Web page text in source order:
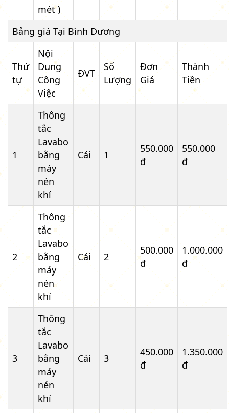
mét )
Bảng giá Tại Bình Dương
Thứ
tự
Nội
Dung
Công
Việc
ĐVT
Số
Lượng
Đơn
Giá
Thành
Tiền
1
Thông
tắc
Lavabo
bằng
máy
nén
khí
Cái 1
550.000
đ
550.000
đ
2
Thông
tắc
Lavabo
bằng
máy
nén
khí
Cái 2
500.000
đ
1.000.000
đ
3
Thông
tắc
Lavabo
bằng
máy
nén
khí
Cái 3
450.000
đ
1.350.000
đ